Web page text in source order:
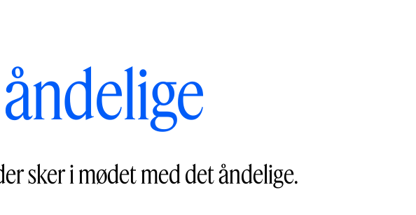
sker i mødet med det åndelige.